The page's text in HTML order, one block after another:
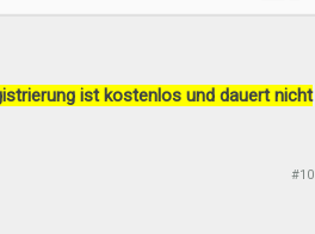
ist kostenlos und dauert nicht
#10